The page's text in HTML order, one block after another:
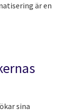
är en
sina